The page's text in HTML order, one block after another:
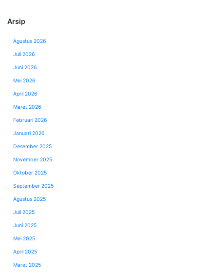
Arsip
Agustus 2026
Juli 2026
Juni 2026
Mei 2026
April 2026
Maret 2026
Februari 2026
Januari 2026
Desember 2025
November 2025
Oktober 2025
September 2025
Agustus 2025
Juli 2025
Juni 2025
Mei 2025
April 2025
Maret 2025